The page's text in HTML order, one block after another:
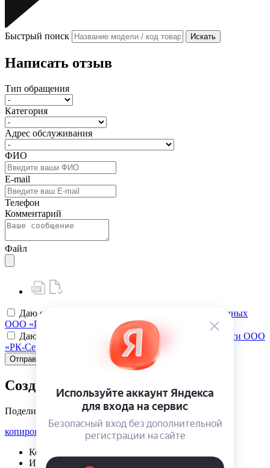
Быстрый поиск Искать
Написать отзыв
Тип обращения
Категория
Адрес обслуживания
ФИО
E-mail
Телефон
Комментарий
Файл
Даю своё
согласие на обработку персональных данных
ООО «РК-Сервис»
Даю своё
согласие на политику конфиденциальности ООО
«РК-Сервис»
Отправить
Создать карту клиента
Поделиться
копировать ссылку
Корзина | {{ cart.items.value.length }}
Избранное | {{ initData.favoriteProducts.length }}